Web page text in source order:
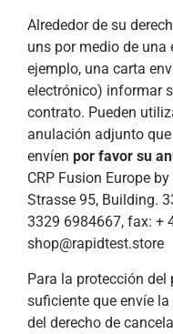
Alrededor de su
uns por medio de
ejemplo, una carta
electrónico) informar
contrato. Pueden
anulación adjunto
envíen por favor su
CRP Fusion Europe
Strasse 95, Building.
3329 6984667, fax: +
shop@rapidtest.store
Para la protección
suficiente que envíe
del derecho de